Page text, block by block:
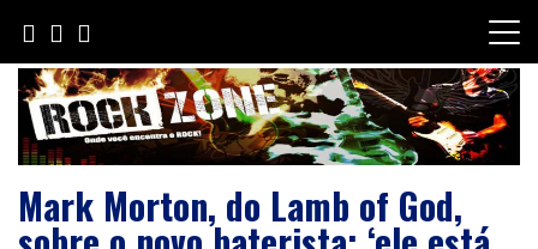
content
Mark Morton, do Lamb of God,